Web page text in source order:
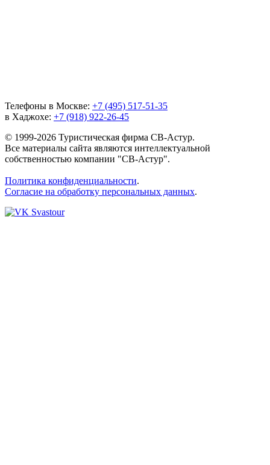
Телефоны в Москве: +7 (495) 517-51-35
в Хаджохе: +7 (918) 922-26-45
© 1999-2026 Туристическая фирма СВ-Астур.
Все материалы сайта являются интеллектуальной
собственностью компании "СВ-Астур".
Политика конфиденциальности.
Согласие на обработку персональных данных.